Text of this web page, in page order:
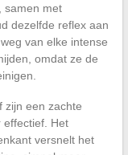
samen met
dezelfde reflex aan
van elke intense
omdat ze de
zijn een zachte
effectief. Het
versnelt het